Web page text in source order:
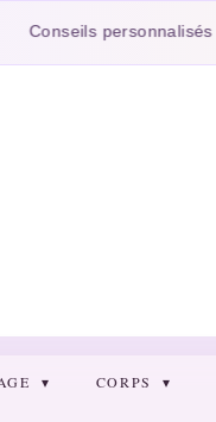
personnalisés
CORPS